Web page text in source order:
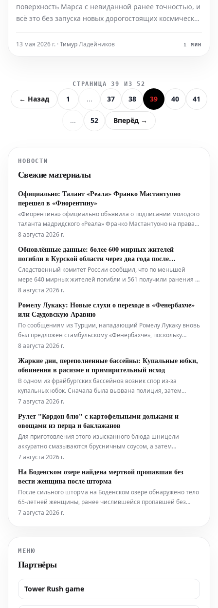
поверхность Марса с невиданной ранее точностью, и
всё это без запуска новых дорогостоящих космических
искусственного интеллекта, группа исследователей
13 мая 2026 г. · Тимур Ладейников 1 МИН
СТРАНИЦА 39 ИЗ 52
← Назад 1 ... 37 38 39 40 41
... 52 Вперёд →
НОВОСТИ
Свежие материалы
Официально: Талант «Реала» Франко Мастантуоно
перешел в «Фиорентину»
«Фиорентина» официально объявила о подписании молодого
таланта мадридского «Реала» Франко Мастантуоно на правах
сезонной аренды. 18-летний Мастантуоно присоединяется к
включает опции или обязательства выкупа. Также не будет
автоматического
8 августа 2026 г.
Обновлённые данные: более 600 мирных жителей
погибли в Курской области через два года после
вторжения
Следственный комитет России сообщил, что по меньшей
мере 640 мирных жителей погибли и 561 получили ранения в
ходе оккупации украинскими силами юго-западной Курской
годовщину неожиданного трансграничного вторжения.
Обновлённая цифра от главного
8 августа 2026 г.
Ромелу Лукаку: Новые слухи о переходе в «Фенербахче»
или Саудовскую Аравию
По сообщениям из Турции, нападающий Ромелу Лукаку вновь
был предложен стамбульскому «Фенербахче», поскольку
форвард активно ищет новый клуб на предстоящий сезон
возможность перехода в Саудовскую Аравию также
становится всё более реальным вариант
8 августа 2026 г.
Жаркие дни, переполненные бассейны: Купальные юбки,
обвинения в расизме и примирительный исход
В одном из фрайбургских бассейнов возник спор из-за
купальных юбок. Сначала была вызвана полиция, затем
состоялся диалог. Это лишь один из примеров того, какие
период.
7 августа 2026 г.
Рулет "Кордон блю" с картофельными дольками и
овощами из перца и баклажанов
Для приготовления этого изысканного блюда шницели
аккуратно смазываются брусничным соусом, а затем
начиняются слоями ветчины и сыра. После этого они
золотистой корочки. Подаётся рулет "Кордон блю" с гарниром
из хрустящих картофельных долек и све
7 августа 2026 г.
На Боденском озере найдена мертвой пропавшая без
вести женщина после шторма
После сильного шторма на Боденском озере обнаружено тело
65-летней женщины, ранее числившейся пропавшей без
вести. По данным полиции, она упала в воду с моторной
7 августа 2026 г.
МЕНЮ
Партнёры
Tower Rush game